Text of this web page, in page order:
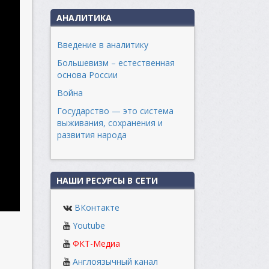
АНАЛИТИКА
Введение в аналитику
Большевизм – естественная
основа России
Война
Государство — это система
выживания, сохранения и
развития народа
НАШИ РЕСУРСЫ В СЕТИ
ВКонтакте
Youtube
ФКТ-Медиа
Англоязычный канал